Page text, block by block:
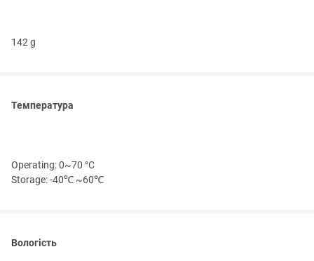
142 g
Температура
Operating: 0~70 °C
Storage: -40℃ ~60℃
Вологість